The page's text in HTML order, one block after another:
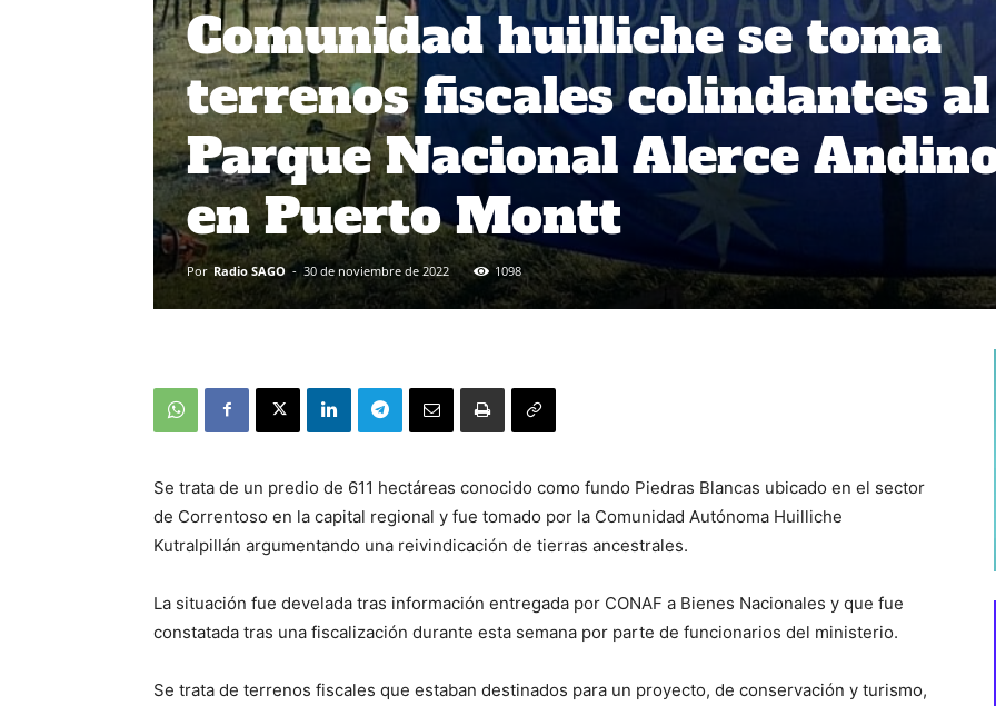
Comunidad huilliche se toma
terrenos fiscales colindantes al
Parque Nacional Alerce
en Puerto Montt
Por Radio SAGO - 30 de noviembre de 2022 1098
Se trata de un predio de 611 hectáreas conocido como fundo Piedras Blancas ubicado en el sector
de Correntoso en la capital regional y fue tomado por la Comunidad Autónoma Huilliche
Kutralpillán argumentando una reivindicación de tierras ancestrales.
La situación fue develada tras información entregada por CONAF a Bienes Nacionales y que fue
constatada tras una fiscalización durante esta semana por parte de funcionarios del ministerio.
Se trata de terrenos fiscales que estaban destinados para un proyecto, de conservación y turismo,